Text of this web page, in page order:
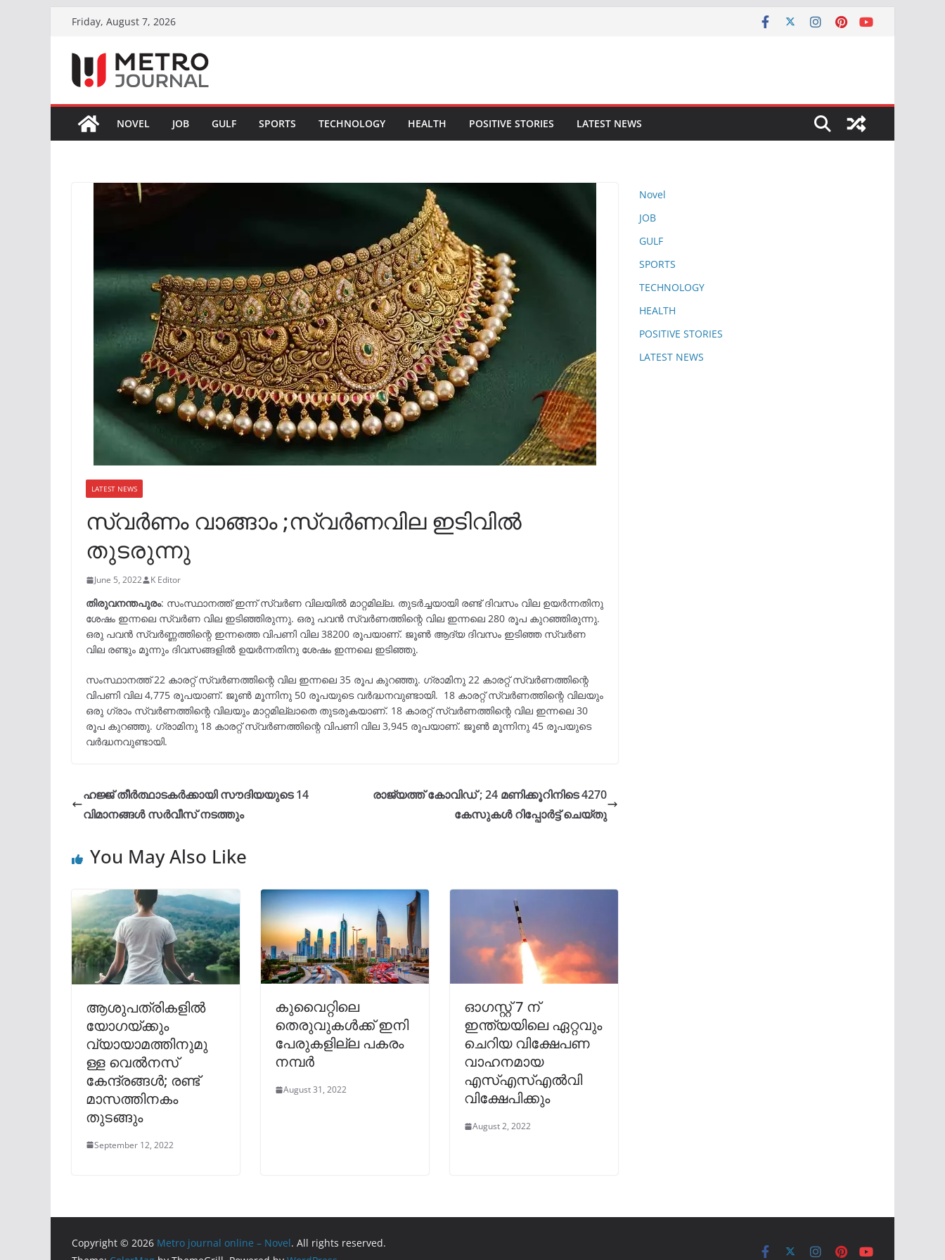
content
Friday, August 7, 2026
NOVEL JOB GULF SPORTS TECHNOLOGY HEALTH POSITIVE STORIES LATEST NEWS
LATEST NEWS
സ്വർണം വാങ്ങാം ;സ്വർണവില ഇടിവിൽ
തുടരുന്നു
June 5, 2022 K Editor
തിരുവനന്തപുരം: സംസ്ഥാനത്ത് ഇന്ന് സ്വർണ വിലയിൽ മാറ്റമില്ല. തുടർച്ചയായി രണ്ട് ദിവസം വില ഉയർന്നതിനു
ശേഷം ഇന്നലെ സ്വർണ വില ഇടിഞ്ഞിരുന്നു. ഒരു പവൻ സ്വർണത്തിന്റെ വില ഇന്നലെ 280 രൂപ കുറഞ്ഞിരുന്നു.
ഒരു പവൻ സ്വർണ്ണത്തിന്റെ ഇന്നത്തെ വിപണി വില 38200 രൂപയാണ്. ജൂൺ ആദ്യ ദിവസം ഇടിഞ്ഞ സ്വർണ
വില രണ്ടും മൂന്നും ദിവസങ്ങളിൽ ഉയർന്നതിനു ശേഷം ഇന്നലെ ഇടിഞ്ഞു.
സംസ്ഥാനത്ത് 22 കാരറ്റ് സ്വർണത്തിന്റെ വില ഇന്നലെ 35 രൂപ കുറഞ്ഞു. ഗ്രാമിനു 22 കാരറ്റ് സ്വർണത്തിന്റെ
വിപണി വില 4,775 രൂപയാണ്. ജൂൺ മൂന്നിനു 50 രൂപയുടെ വർദ്ധനവുണ്ടായി. 18 കാരറ്റ് സ്വർണത്തിന്റെ വിലയും
ഒരു ഗ്രാം സ്വർണത്തിന്റെ വിലയും മാറ്റമില്ലാതെ തുടരുകയാണ്. 18 കാരറ്റ് സ്വർണത്തിന്റെ വില ഇന്നലെ 30
രൂപ കുറഞ്ഞു. ഗ്രാമിനു 18 കാരറ്റ് സ്വർണത്തിന്റെ വിപണി വില 3,945 രൂപയാണ്. ജൂൺ മൂന്നിനു 45 രൂപയുടെ
വർദ്ധനവുണ്ടായി.
ഹജ്ജ് തീർത്ഥാടകർക്കായി സൗദിയയുടെ 14
വിമാനങ്ങള്‍ സര്‍വീസ് നടത്തും
രാജ്യത്ത് കോവിഡ് ; 24 മണിക്കൂറിനിടെ 4270
കേസുകൾ റിപ്പോർട്ട് ചെയ്തു
You May Also Like
ആശുപത്രികളിൽ
യോഗയ്ക്കും
വ്യായാമത്തിനുമു
ള്ള വെൽനസ്
കേന്ദ്രങ്ങൾ; രണ്ട്
മാസത്തിനകം
തുടങ്ങും
September 12, 2022
കുവൈറ്റിലെ
തെരുവുകൾക്ക് ഇനി
പേരുകളില്ല പകരം
നമ്പർ
August 31, 2022
ഓഗസ്റ്റ് 7 ന്
ഇന്ത്യയിലെ ഏറ്റവും
ചെറിയ വിക്ഷേപണ
വാഹനമായ
എസ്എസ്എൽവി
വിക്ഷേപിക്കും
August 2, 2022
Novel
JOB
GULF
SPORTS
TECHNOLOGY
HEALTH
POSITIVE STORIES
LATEST NEWS
Copyright © 2026 Metro journal online – Novel. All rights reserved.